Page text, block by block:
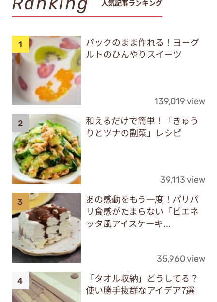
人気記事ランキング
パックのまま作れる！ヨーグ
ルトのひんやりスイーツ
139,019 view
和えるだけで簡単！「きゅう
りとツナの副菜」レシピ
39,113 view
あの感動をもう一度！パリパ
リ食感がたまらない「ビエネ
ッタ風アイスケーキ...
35,960 view
「タオル収納」どうしてる？
使い勝手抜群なアイデア7選